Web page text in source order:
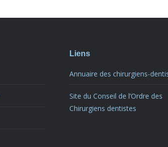
Liens
Annuaire des chirurgiens-
Site du Conseil de l’Ordre des
Chirurgiens dentistes